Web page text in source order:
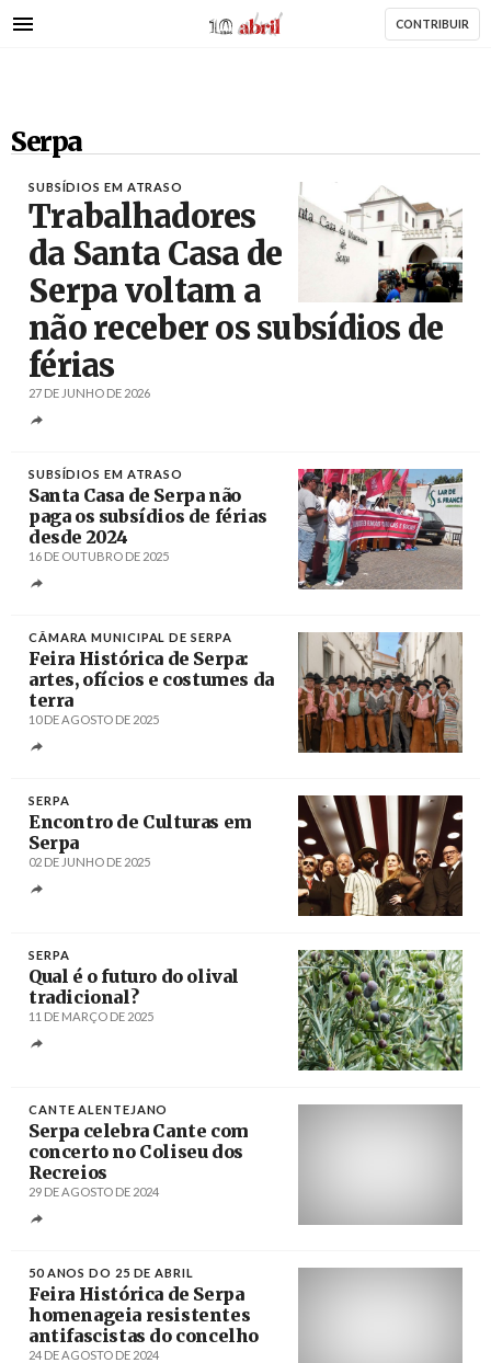
para
AbrilAbril CONTRIBUIR
Serpa
SUBSÍDIOS EM ATRASO
Trabalhadores
da Santa Casa de
Serpa voltam a
não receber os subsídios de
férias
27 DE JUNHO DE 2026
SUBSÍDIOS EM ATRASO
Santa Casa de Serpa não
paga os subsídios de férias
desde 2024
16 DE OUTUBRO DE 2025
CÂMARA MUNICIPAL DE SERPA
Feira Histórica de Serpa:
artes, ofícios e costumes da
terra
10 DE AGOSTO DE 2025
SERPA
Encontro de Culturas em
Serpa
02 DE JUNHO DE 2025
SERPA
Qual é o futuro do olival
tradicional?
11 DE MARÇO DE 2025
CANTE ALENTEJANO
Serpa celebra Cante com
concerto no Coliseu dos
Recreios
29 DE AGOSTO DE 2024
50 ANOS DO 25 DE ABRIL
Feira Histórica de Serpa
homenageia resistentes
antifascistas do concelho
24 DE AGOSTO DE 2024